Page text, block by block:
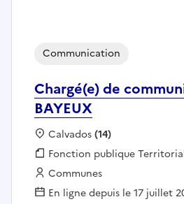
Chargé(e) de
BAYEUX
Communication
Localisation :
Calvados(14)
Fonction publique :
Fonction publique
Employeur :
Communes
En ligne depuis le 17 juillet